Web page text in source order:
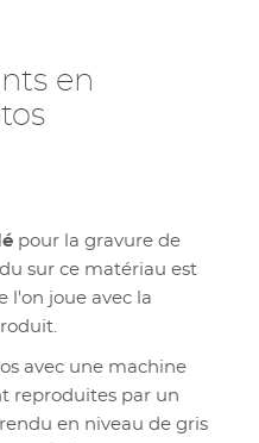
en
pour la gravure de
sur ce matériau est
l'on joue avec la
avec une machine
reproduites par un
en niveau de gris